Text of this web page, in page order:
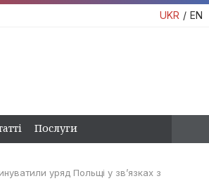
UKR EN
Послуги
уряд Польщі у зв’язках з